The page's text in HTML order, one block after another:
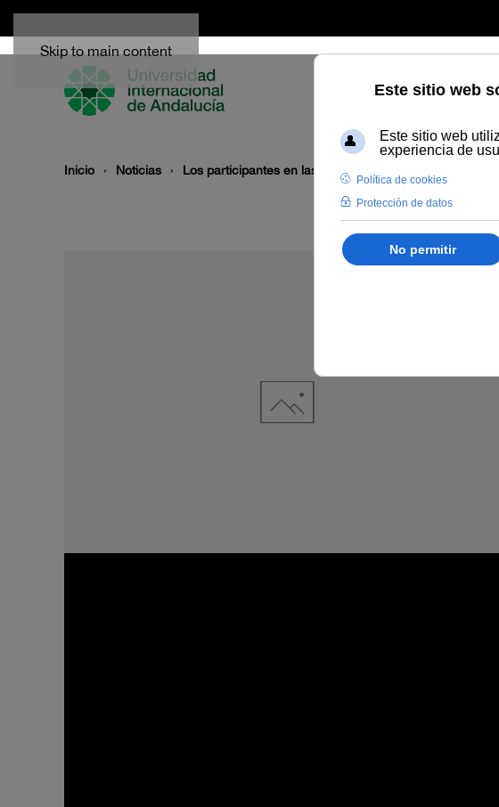
Skip to main content
Inicio Noticias Los participantes en las Jornadas conmemorativas